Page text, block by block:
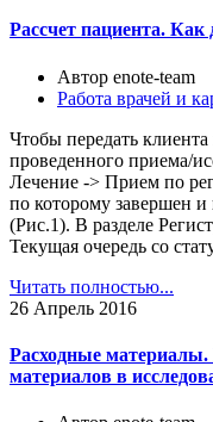
Рассчет пациента. Как
Автор enote-team
Работа врачей и
Чтобы передать клиента
проведенного приема/
Лечение -> Прием по
по которому завершен и
(Рис.1). В разделе
Текущая очередь со
Читать полностью...
26 Апрель 2016
Расходные материалы.
материалов в